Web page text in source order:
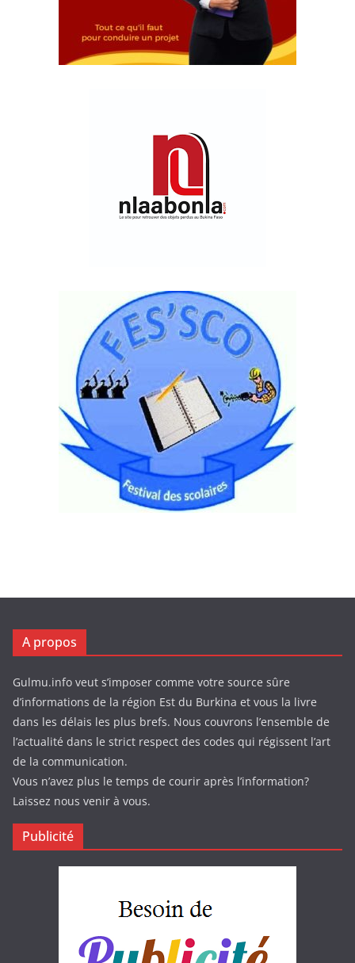
A propos
Gulmu.info veut s’imposer comme votre source sûre
d’informations de la région Est du Burkina et vous la livre
dans les délais les plus brefs. Nous couvrons l’ensemble de
l’actualité dans le strict respect des codes qui régissent l’art
de la communication.
Vous n’avez plus le temps de courir après l’information?
Laissez nous venir à vous.
Publicité